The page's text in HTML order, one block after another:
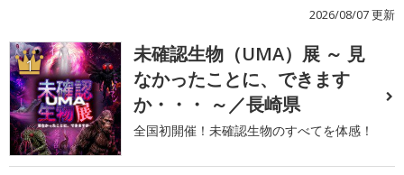
2026/08/07 更新
1
未確認生物（UMA）展 ～ 見
なかったことに、できます
か・・・ ～／長崎県
全国初開催！未確認生物のすべてを体感！